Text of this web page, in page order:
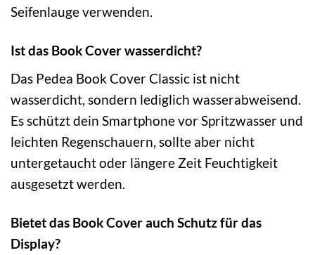
Seifenlauge verwenden.
Ist das Book Cover wasserdicht?
Das Pedea Book Cover Classic ist nicht
wasserdicht, sondern lediglich wasserabweisend.
Es schützt dein Smartphone vor Spritzwasser und
leichten Regenschauern, sollte aber nicht
untergetaucht oder längere Zeit Feuchtigkeit
ausgesetzt werden.
Bietet das Book Cover auch Schutz für das
Display?